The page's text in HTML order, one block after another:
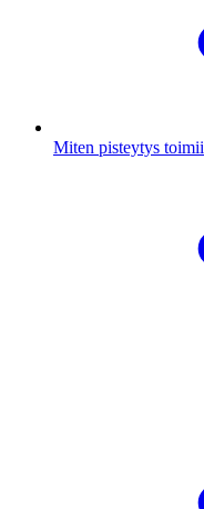
Miten pisteytys toimii